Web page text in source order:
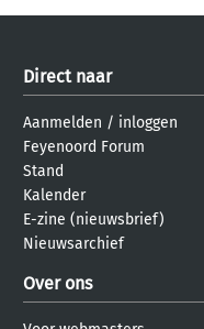
Direct naar
Aanmelden / inloggen
Feyenoord Forum
Stand
Kalender
E-zine (nieuwsbrief)
Nieuwsarchief
Over ons